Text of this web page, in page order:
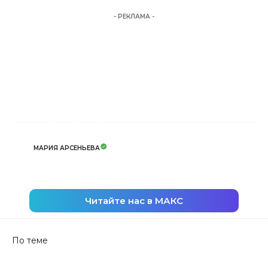
- РЕКЛАМА -
МАРИЯ АРСЕНЬЕВА
Читайте нас в МАКС
По теме